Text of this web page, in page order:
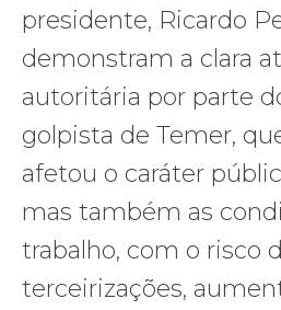
presidente, Ricardo
demonstram a clara
autoritária por parte
golpista de Temer,
afetou o caráter
mas também as
trabalho, com o risco
terceirizações,